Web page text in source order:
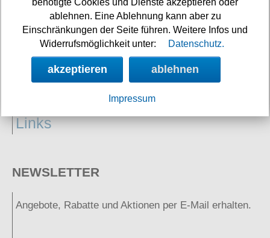
Links
NEWSLETTER
Angebote, Rabatte und Aktionen per E-Mail erhalten.
ablehnen. Eine Ablehnung kann aber zu
Einschränkungen der Seite führen. Weitere Infos und
Widerrufsmöglichkeit unter:
Datenschutz.
akzeptieren ablehnen
Impressum